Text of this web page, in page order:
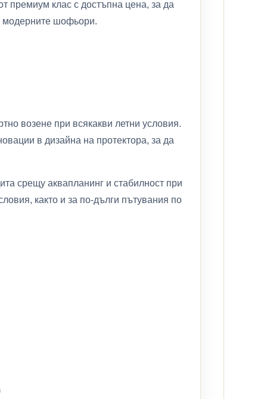
премиум клас с достъпна цена, за да
модерните шофьори.
возене при всякакви летни условия.
в дизайна на протектора, за да
срещу аквапланинг и стабилност при
както и за по-дълги пътувания по